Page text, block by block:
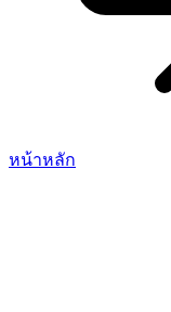
หน้าหลัก